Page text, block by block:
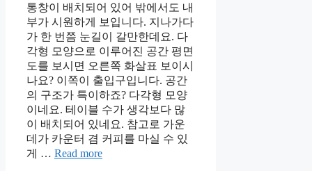
통창이 배치되어 있어 밖에서도 내
부가 시원하게 보입니다. 지나가다
가 한 번쯤 눈길이 갈만한데요. 다
각형 모양으로 이루어진 공간 평면
도를 보시면 오른쪽 화살표 보이시
나요? 이쪽이 출입구입니다. 공간
의 구조가 특이하죠? 다각형 모양
이네요. 테이블 수가 생각보다 많
이 배치되어 있네요. 참고로 가운
데가 카운터 겸 커피를 마실 수 있
게 … Read more